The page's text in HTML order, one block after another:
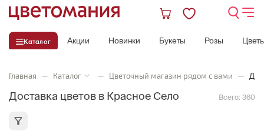
Каталог Акции Новинки Букеты Розы
Главная — Каталог — Цветочный магазин рядом с вами —
Доставка цветов в Красное Село Всего: 360